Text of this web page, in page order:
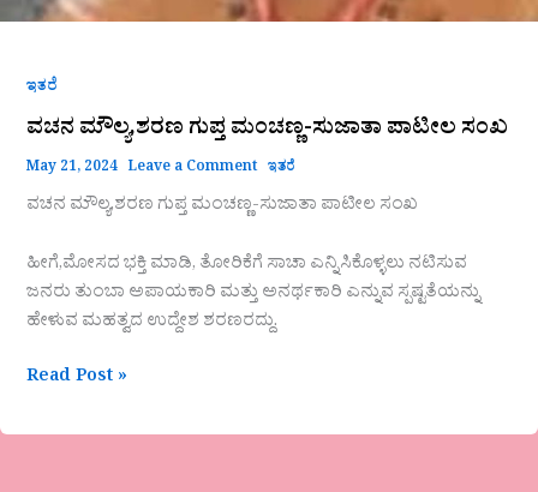
ಇತರೆ
ವಚನ ಮೌಲ್ಯ,ಶರಣ ಗುಪ್ತ ಮಂಚಣ್ಣ-ಸುಜಾತಾ ಪಾಟೀಲ ಸಂಖ
May 21, 2024 Leave a Comment ಇತರೆ
ವಚನ ಮೌಲ್ಯ,ಶರಣ ಗುಪ್ತ ಮಂಚಣ್ಣ-ಸುಜಾತಾ ಪಾಟೀಲ ಸಂಖ
ಹೀಗೆ,ಮೋಸದ ಭಕ್ತಿ ಮಾಡಿ, ತೋರಿಕೆಗೆ ಸಾಚಾ ಎನ್ನಿಸಿಕೊಳ್ಳಲು ನಟಿಸುವ
ಜನರು ತುಂಬಾ ಅಪಾಯಕಾರಿ ಮತ್ತು ಅನರ್ಥಕಾರಿ ಎನ್ನುವ ಸ್ಪಷ್ಟತೆಯನ್ನು
ಹೇಳುವ ಮಹತ್ವದ ಉದ್ದೇಶ ಶರಣರದ್ದು.
Read Post »